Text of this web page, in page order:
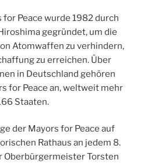
Peace wurde 1982 durch
gegründet, um die
Atomwaffen zu verhindern,
zu erreichen. Über
in Deutschland gehören
for Peace an, weltweit mehr
Staaten.
der Mayors for Peace auf
Rathaus an jedem 8.
Oberbürgermeister Torsten